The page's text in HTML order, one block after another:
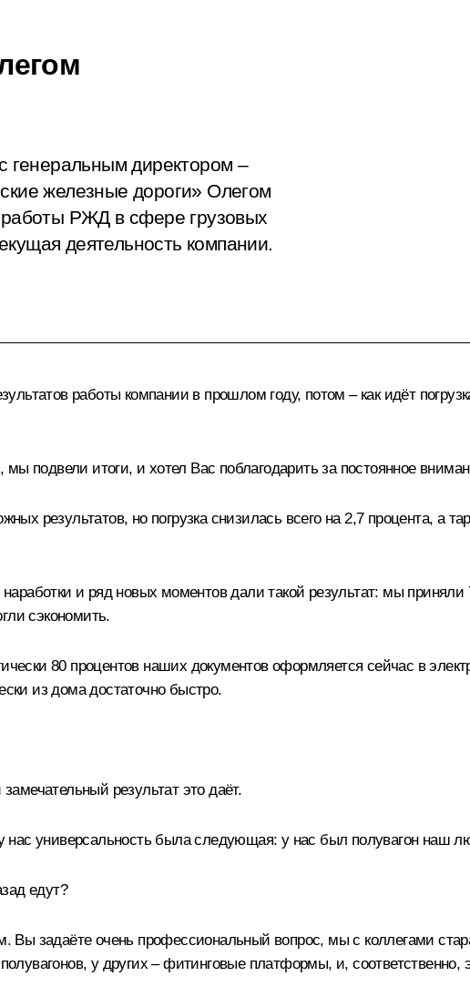
генеральным директором –
железные дороги» Олегом
РЖД в сфере грузовых
деятельность компании.
работы компании в прошлом году, потом – как идёт
подвели итоги, и хотел Вас поблагодарить за постоянное
результатов, но погрузка снизилась всего на 2,7 процента, а
и ряд новых моментов дали такой результат: мы
сэкономить.
80 процентов наших документов оформляется сейчас в
из дома достаточно быстро.
результат это даёт.
универсальность была следующая: у нас был полувагон наш
едут?
Вы задаёте очень профессиональный вопрос, мы с коллегами
у других – фитинговые платформы, и, соответственно,